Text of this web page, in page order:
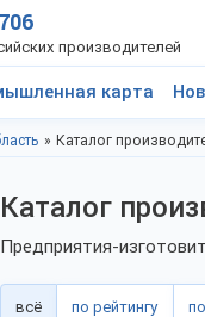
производителей
карта
Каталог
Каталог
Предприятия-
всё по рейтингу